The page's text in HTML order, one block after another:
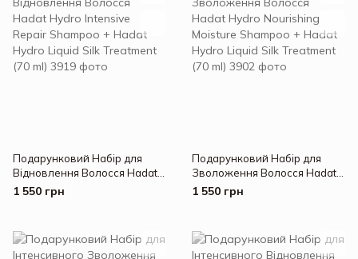
Подарунковий Набір для
Відновлення Волосся Hadat
Hydro Intensive Repair
Shampoo + Hadat Hydro Liquid
1 550 грн
Подарунковий Набір для
Зволоження Волосся Hadat
Hydro Nourishing Moisture
Shampoo + Hadat Hydro Liquid
1 550 грн